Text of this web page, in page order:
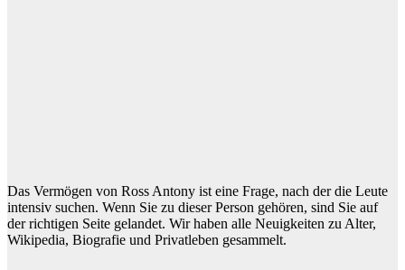
Das Vermögen von Ross Antony ist eine Frage, nach der die Leute
intensiv suchen. Wenn Sie zu dieser Person gehören, sind Sie auf
der richtigen Seite gelandet. Wir haben alle Neuigkeiten zu Alter,
Wikipedia, Biografie und Privatleben gesammelt.